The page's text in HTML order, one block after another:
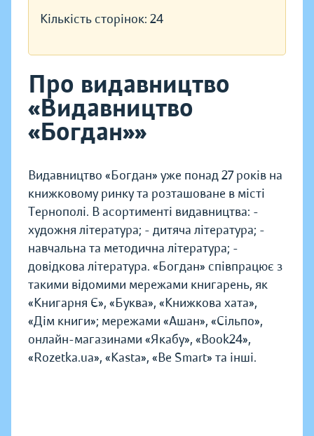
Кількість сторінок: 24
Про видавництво
«Видавництво
«Богдан»»
Видавництво «Богдан» уже понад 27 років на
книжковому ринку та розташоване в місті
Тернополі. В асортименті видавництва: -
художня література; - дитяча література; -
навчальна та методична література; -
довідкова література. «Богдан» співпрацює з
такими відомими мережами книгарень, як
«Книгарня Є», «Буква», «Книжкова хата»,
«Дім книги»; мережами «Ашан», «Сільпо»,
онлайн-магазинами «Якабу», «Book24»,
«Rozetka.ua», «Kasta», «Be Smart» та інші.